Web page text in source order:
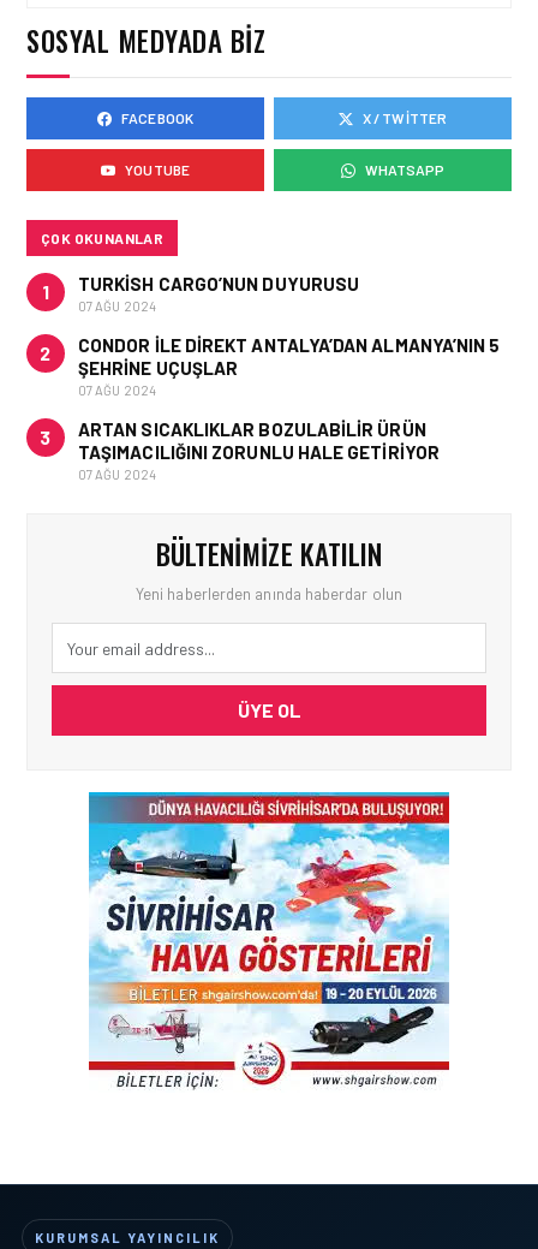
AVRUPA’DA 12 BINDEN
FAZLA TREN
EMIRATES HABERLERI • 21 TEM
2026
EMIRATES, DÜNYANIN ILK
U-DREAM BAŞ
SOSYAL MEDYADA BIZ
FACEBOOK X / TWITTER
YOUTUBE WHATSAPP
ÇOK OKUNANLAR
1 TURKISH CARGO’NUN DUYURUSU
07 AĞU 2024
2
CONDOR ILE DIREKT ANTALYA’DAN ALMANYA’NIN 5
ŞEHRINE UÇUŞLAR
07 AĞU 2024
3
ARTAN SICAKLIKLAR BOZULABILIR ÜRÜN
TAŞIMACILIĞINI ZORUNLU HALE GETIRIYOR
07 AĞU 2024
BÜLTENIMIZE KATILIN
Yeni haberlerden anında haberdar olun
ÜYE OL
KURUMSAL YAYINCILIK